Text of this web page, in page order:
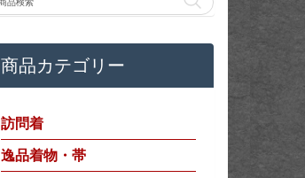
商品カテゴリー
訪問着
逸品着物・帯